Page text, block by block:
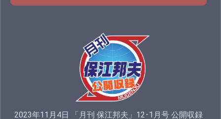
2023年11月4日 「月刊 保江邦夫」12･1月号 公開収録